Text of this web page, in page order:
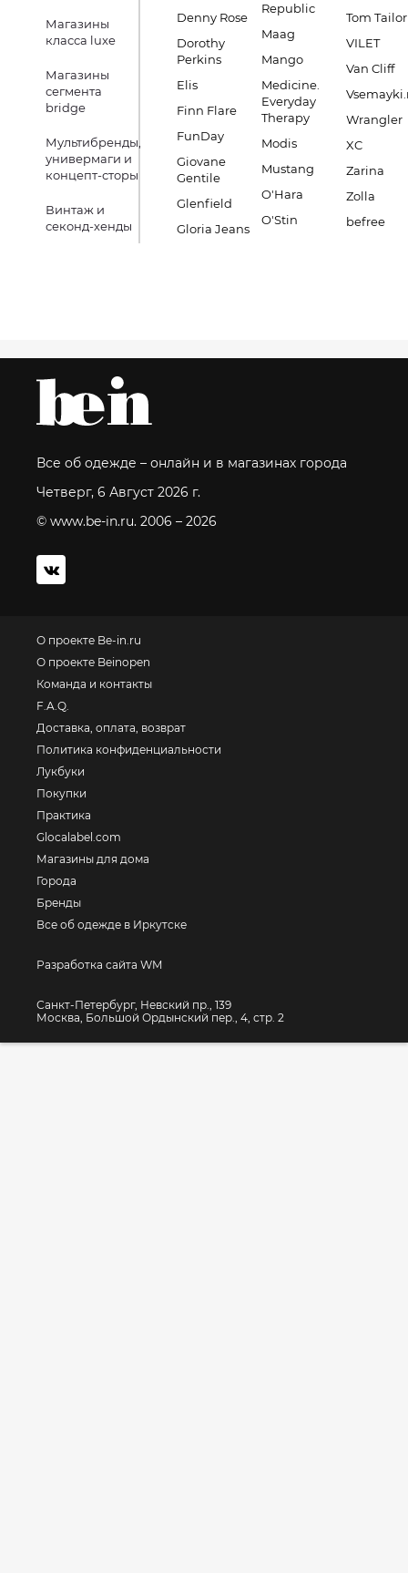
Магазины
класса luxe
Магазины
сегмента
bridge
Мультибренды,
универмаги и
концепт-сторы
Винтаж и
секонд-хенды
Denny Rose
Dorothy
Perkins
Elis
Finn Flare
FunDay
Giovane
Gentile
Glenfield
Gloria Jeans
Republic
Maag
Mango
Medicine.
Everyday
Therapy
Modis
Mustang
O'Hara
O'Stin
Tom Tailor
VILET
Van Cliff
Wrangler
XC
Zarina
Zolla
befree
Все об одежде – онлайн и в магазинах города
Четверг, 6 Август 2026 г.
© www.be-in.ru. 2006 – 2026
О проекте Be-in.ru
О проекте Beinopen
Команда и контакты
F.A.Q.
Доставка, оплата, возврат
Политика конфиденциальности
Лукбуки
Покупки
Практика
Glocalabel.com
Магазины для дома
Города
Бренды
Все об одежде в Иркутске
Разработка сайта WM
Санкт-Петербург, Невский пр., 139
Москва, Большой Ордынский пер., 4, стр. 2